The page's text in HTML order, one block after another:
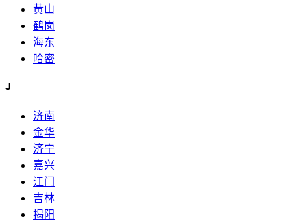
黄山
鹤岗
海东
哈密
J
济南
金华
济宁
嘉兴
江门
吉林
揭阳